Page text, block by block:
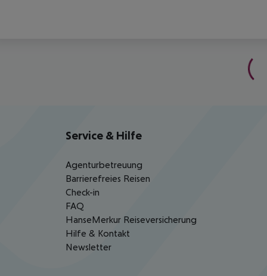
Service & Hilfe
Agenturbetreuung
Barrierefreies Reisen
Check-in
FAQ
HanseMerkur Reiseversicherung
Hilfe & Kontakt
Newsletter